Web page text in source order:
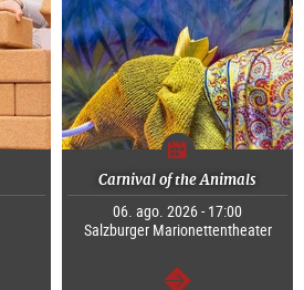
Carnival of the Animals
06. ago. 2026 - 17:00
Salzburger Marionettentheater